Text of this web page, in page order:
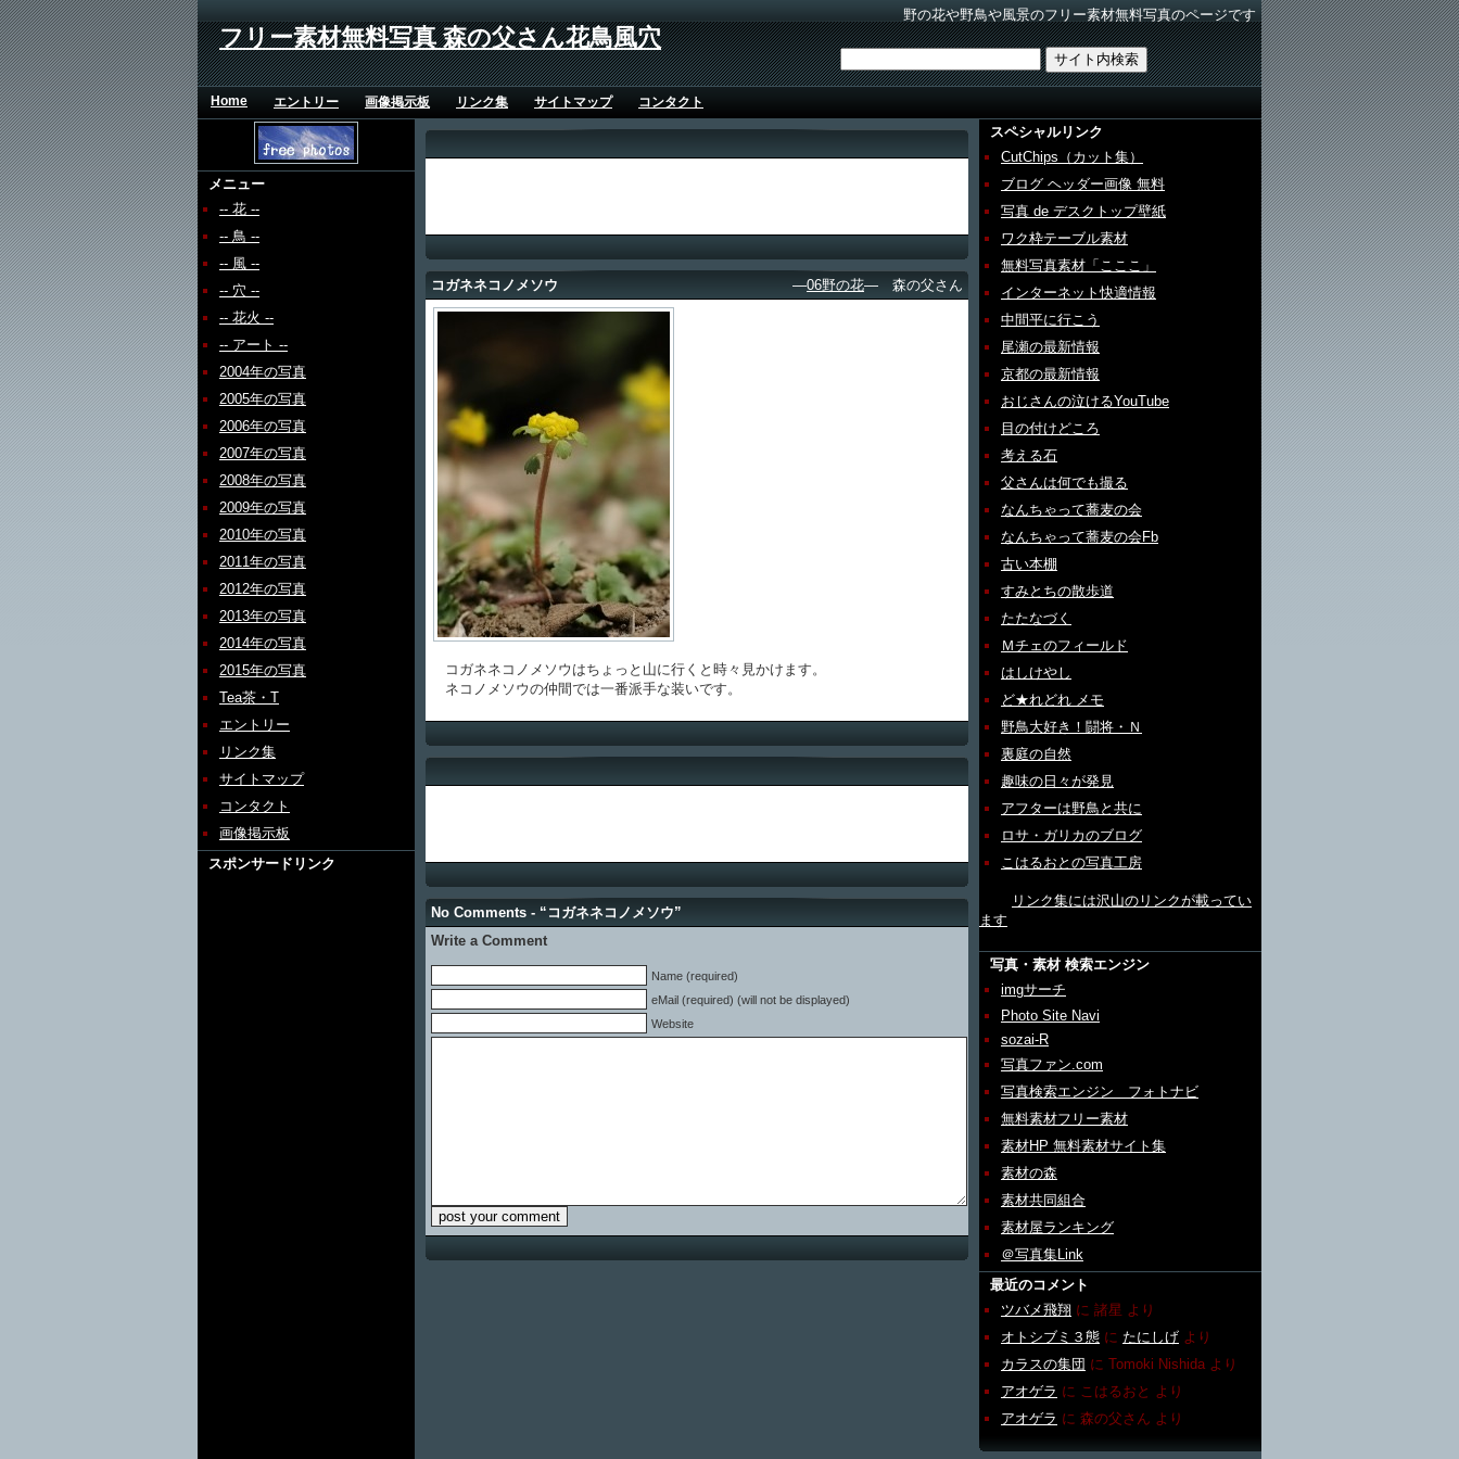
野の花や野鳥や風景のフリー素材無料写真のページです
フリー素材無料写真 森の父さん花鳥風穴
Home エントリー 画像掲示板 リンク集 サイトマップ コンタクト
メニュー
-- 花 --
-- 鳥 --
-- 風 --
-- 穴 --
-- 花火 --
-- アート --
2004年の写真
2005年の写真
2006年の写真
2007年の写真
2008年の写真
2009年の写真
2010年の写真
2011年の写真
2012年の写真
2013年の写真
2014年の写真
2015年の写真
Tea茶・T
エントリー
リンク集
サイトマップ
コンタクト
画像掲示板
スポンサードリンク
コガネネコノメソウ ―06野の花― 森の父さん
コガネネコノメソウはちょっと山に行くと時々見かけます。
ネコノメソウの仲間では一番派手な装いです。
No Comments - “コガネネコノメソウ”
Write a Comment
Name (required)
eMail (required) (will not be displayed)
Website
スペシャルリンク
CutChips（カット集）
ブログ ヘッダー画像 無料
写真 de デスクトップ壁紙
ワク枠テーブル素材
無料写真素材「こここ」
インターネット快適情報
中間平に行こう
尾瀬の最新情報
京都の最新情報
おじさんの泣けるYouTube
目の付けどころ
考える石
父さんは何でも撮る
なんちゃって蕎麦の会
なんちゃって蕎麦の会Fb
古い本棚
すみとちの散歩道
たたなづく
Ｍチェのフィールド
はしけやし
ど★れどれ メモ
野鳥大好き！闘将・Ｎ
裏庭の自然
趣味の日々が発見
アフターは野鳥と共に
ロサ・ガリカのブログ
こはるおとの写真工房
リンク集には沢山のリンクが載ってい
ます
写真・素材 検索エンジン
imgサーチ
Photo Site Navi
sozai-R
写真ファン.com
写真検索エンジン フォトナビ
無料素材フリー素材
素材HP 無料素材サイト集
素材の森
素材共同組合
素材屋ランキング
＠写真集Link
最近のコメント
ツバメ飛翔 に 諸星 より
オトシブミ３態 に たにしげ より
カラスの集団 に Tomoki Nishida より
アオゲラ に こはるおと より
アオゲラ に 森の父さん より